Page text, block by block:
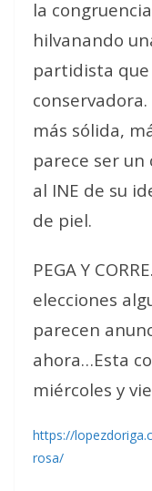
la
hilvanando
partidista
más sólida,
parece ser
al INE de su
de piel.
PEGA Y
elecciones
parecen
ahora…Esta
miércoles y
https://
rosa/